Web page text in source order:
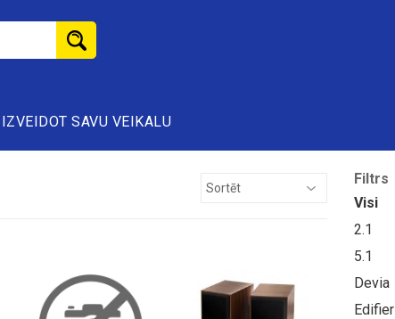
IZVEIDOT SAVU VEIKALU
Filtrs
Visi
2.1
5.1
Devia
Edifier